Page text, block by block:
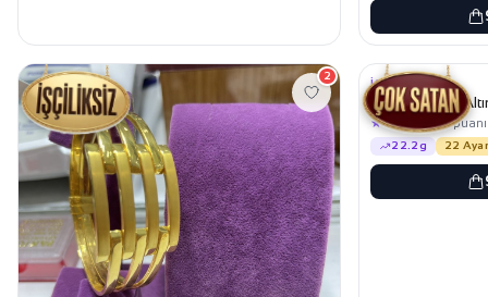
2
158.399,99 TL
152.499,99 TL
İŞÇILIKSIZ
Zikzaklı Ajda
★4,7 mağaza puanı
22.2g 22 Ayar